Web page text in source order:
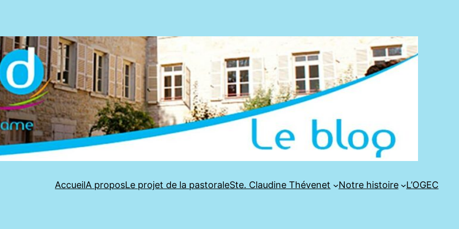
AccueilA proposLe projet de la pastoraleSte. Claudine Thévenet Notre histoire L’OGEC